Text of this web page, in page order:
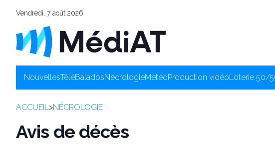
Vendredi, 7 août 2026
NouvellesTéléBaladosNécrologieMétéoProduction vidéoLoterie 50/
ACCUEIL>NÉCROLOGIE
Avis de décès